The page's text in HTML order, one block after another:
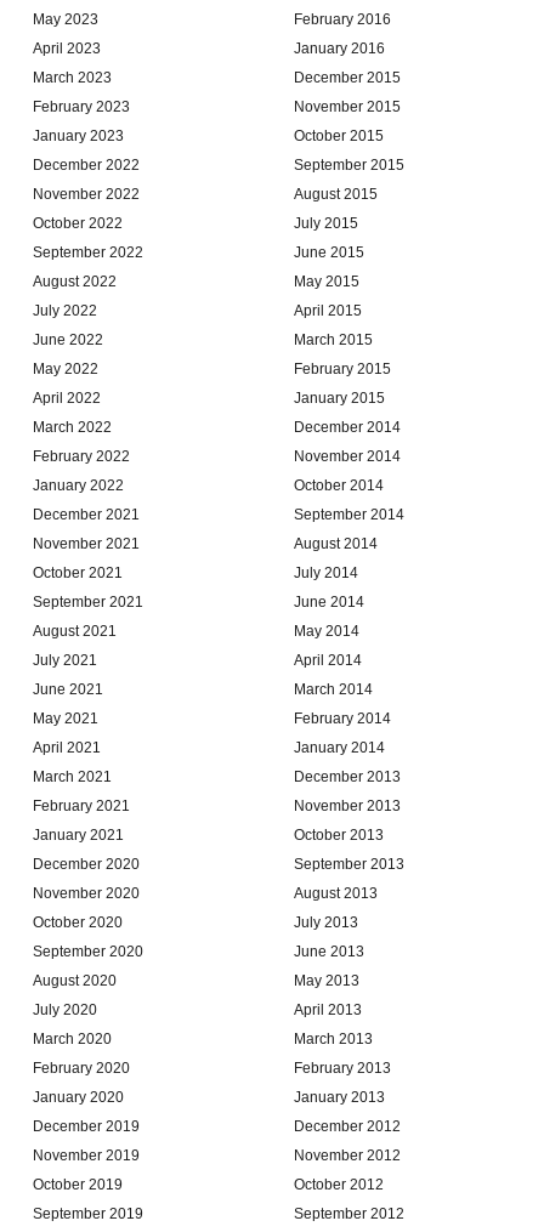
May 2023
April 2023
March 2023
February 2023
January 2023
December 2022
November 2022
October 2022
September 2022
August 2022
July 2022
June 2022
May 2022
April 2022
March 2022
February 2022
January 2022
December 2021
November 2021
October 2021
September 2021
August 2021
July 2021
June 2021
May 2021
April 2021
March 2021
February 2021
January 2021
December 2020
November 2020
October 2020
September 2020
August 2020
July 2020
March 2020
February 2020
January 2020
December 2019
November 2019
October 2019
September 2019
February 2016
January 2016
December 2015
November 2015
October 2015
September 2015
August 2015
July 2015
June 2015
May 2015
April 2015
March 2015
February 2015
January 2015
December 2014
November 2014
October 2014
September 2014
August 2014
July 2014
June 2014
May 2014
April 2014
March 2014
February 2014
January 2014
December 2013
November 2013
October 2013
September 2013
August 2013
July 2013
June 2013
May 2013
April 2013
March 2013
February 2013
January 2013
December 2012
November 2012
October 2012
September 2012